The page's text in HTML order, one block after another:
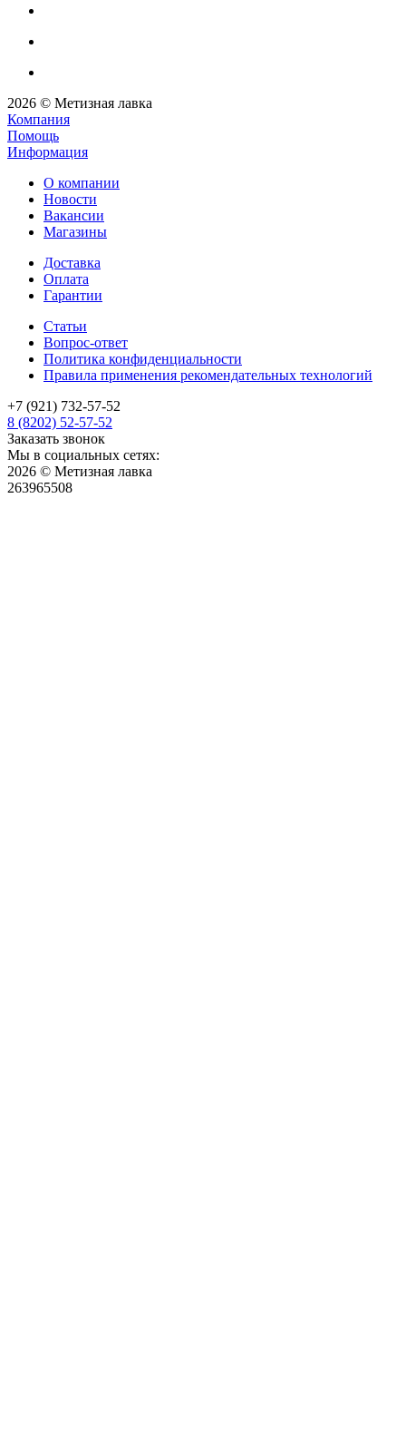
2026 © Метизная лавка
Компания
Помощь
Информация
О компании
Новости
Вакансии
Магазины
Доставка
Оплата
Гарантии
Статьи
Вопрос-ответ
Политика конфиденциальности
Правила применения рекомендательных технологий
+7 (921) 732-57-52
8 (8202) 52-57-52
Заказать звонок
Мы в социальных сетях:
2026 © Метизная лавка
263965508